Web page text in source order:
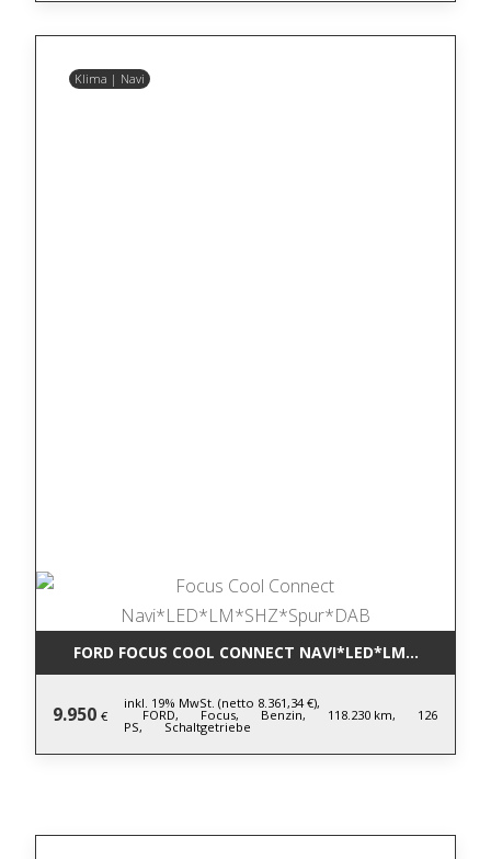
Klima | Navi
FORD FOCUS COOL CONNECT
9.950 €
inkl. 19% MwSt. (netto 8.361,34 €),
FORD, Focus, Benzin, 118.230 km, 126
PS, Schaltgetriebe